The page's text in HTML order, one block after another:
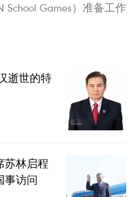
School Games）准备工作
逝世的特
苏林启程
事访问